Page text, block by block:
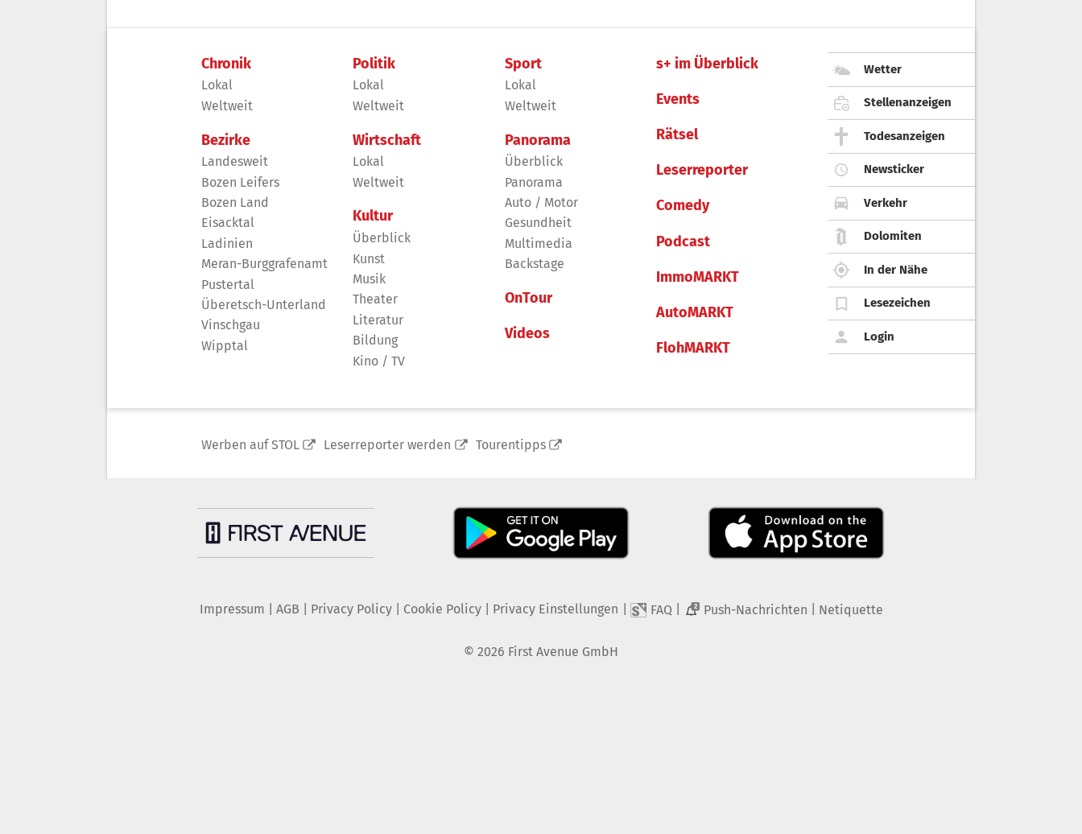
Chronik
Lokal
Weltweit
Bezirke
Landesweit
Bozen Leifers
Bozen Land
Eisacktal
Ladinien
Meran-Burggrafenamt
Pustertal
Überetsch-Unterland
Vinschgau
Wipptal
Politik
Lokal
Weltweit
Wirtschaft
Lokal
Weltweit
Kultur
Überblick
Kunst
Musik
Theater
Literatur
Bildung
Kino / TV
Sport
Lokal
Weltweit
Panorama
Überblick
Panorama
Auto / Motor
Gesundheit
Multimedia
Backstage
OnTour
Videos
s+ im Überblick
Events
Rätsel
Leserreporter
Comedy
Podcast
ImmoMARKT
AutoMARKT
FlohMARKT
Wetter
Stellenanzeigen
Todesanzeigen
Newsticker
Verkehr
Dolomiten
In der Nähe
Lesezeichen
Login
Werben auf STOL Leserreporter werden Tourentipps
Impressum AGB Privacy Policy| Cookie Policy| Privacy Einstellungen FAQ 2 Push-Nachrichten Netiquette
© 2026 First Avenue GmbH